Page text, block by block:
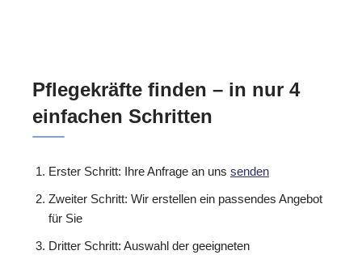
Pflegekräfte finden – in nur 4
einfachen Schritten
Erster Schritt: Ihre Anfrage an uns senden
Zweiter Schritt: Wir erstellen ein passendes Angebot
für Sie
Dritter Schritt: Auswahl der geeigneten